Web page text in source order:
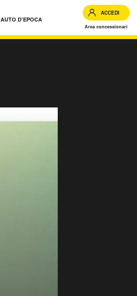
AUTO D'EPOCA
ACCEDI
Area concessionari